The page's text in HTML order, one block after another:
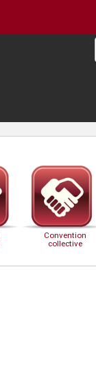
Convention
collective